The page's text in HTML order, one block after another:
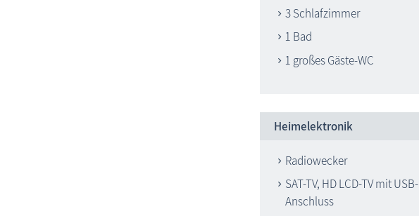
3 Schlafzimmer
1 Bad
1 großes Gäste-WC
Heimelektronik
Radiowecker
SAT-TV, HD LCD-TV mit USB-
Anschluss